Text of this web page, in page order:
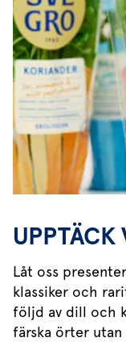
UPPTÄCK
Låt oss
klassiker och
följd av dill och
färska örter